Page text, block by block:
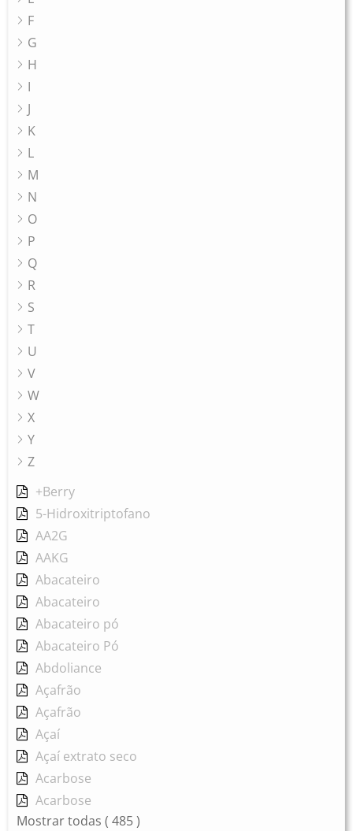
F
G
H
I
J
K
L
M
N
O
P
Q
R
S
T
U
V
W
X
Y
Z
+Berry
5-Hidroxitriptofano
AA2G
AAKG
Abacateiro
Abacateiro
Abacateiro pó
Abacateiro Pó
Abdoliance
Açafrão
Açafrão
Açaí
Açaí extrato seco
Acarbose
Acarbose
Mostrar todas ( 485 )